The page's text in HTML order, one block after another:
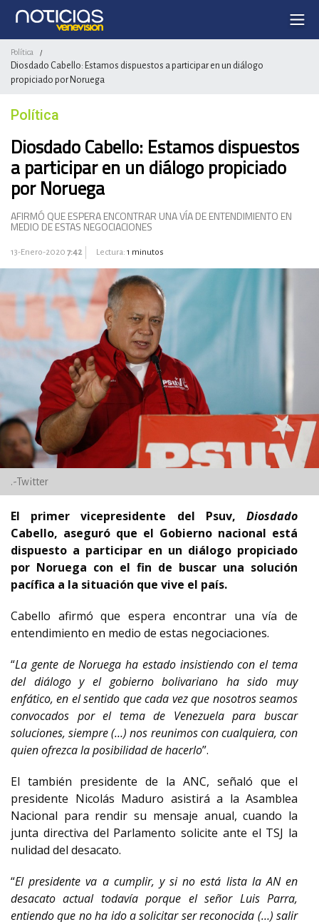
Política /
Diosdado Cabello: Estamos dispuestos a participar en un diálogo
propiciado por Noruega
Política
Diosdado Cabello: Estamos dispuestos
a participar en un diálogo propiciado
por Noruega
AFIRMÓ QUE ESPERA ENCONTRAR UNA VÍA DE ENTENDIMIENTO EN
MEDIO DE ESTAS NEGOCIACIONES
13-Enero-2020 7:42 Lectura: 1 minutos
.-Twitter
El primer vicepresidente del Psuv, Diosdado
Cabello, aseguró que el Gobierno nacional está
dispuesto a participar en un diálogo propiciado
por Noruega con el fin de buscar una solución
pacífica a la situación que vive el país.
Cabello afirmó que espera encontrar una vía de
entendimiento en medio de estas negociaciones.
“La gente de Noruega ha estado insistiendo con el tema
del diálogo y el gobierno bolivariano ha sido muy
enfático, en el sentido que cada vez que nosotros seamos
convocados por el tema de Venezuela para buscar
soluciones, siempre (…) nos reunimos con cualquiera, con
quien ofrezca la posibilidad de hacerlo”.
El también presidente de la ANC, señaló que el
presidente Nicolás Maduro asistirá a la Asamblea
Nacional para rendir su mensaje anual, cuando la
junta directiva del Parlamento solicite ante el TSJ la
nulidad del desacato.
“El presidente va a cumplir, y si no está lista la AN en
desacato actual todavía porque el señor Luis Parra,
entiendo que no ha ido a solicitar ser reconocida (…) salir